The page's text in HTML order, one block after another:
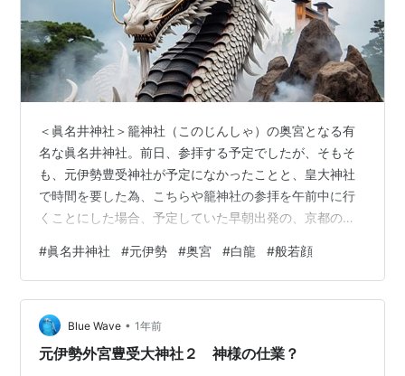
＜眞名井神社＞籠神社（このじんしゃ）の奥宮となる有
名な眞名井神社。前日、参拝する予定でしたが、そもそ
も、元伊勢豊受神社が予定になかったことと、皇大神社
で時間を要した為、こちらや籠神社の参拝を午前中に行
くことにした場合、予定していた早朝出発の、京都の鞍
になったのですが・・・。実は前夜、体調不良を起こし
宿泊先で夕飯も食べずに寝込んでしまうという事態にな
った私。寝不足や疲労が溜まっていたと思われたものの
朝には回復。そんなこともあり、感覚的には「すぐに移
動せずここにいなさい」と言われているようだったの
#眞名井神社 #元伊勢 #奥宮 #白龍 #般若顔
Blue Wave • 1年前
元伊勢外宮豊受大神社２ 神様の仕業？